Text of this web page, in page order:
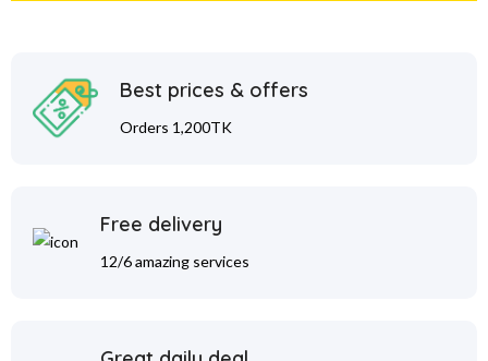
Best prices & offers
Orders 1,200TK
Free delivery
12/6 amazing services